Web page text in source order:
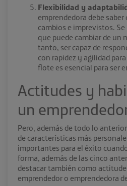
Flexibilidad y
emprendedora debe
cambios e imprevistos.
que puede cambiar de un
tanto, ser capaz de
con rapidez y agilidad
flote es esencial para ser
Actitudes y
un
Pero, además de todo lo
de características más
importantes para el éxito
forma, además de las cinco
destacar también como
emprendedor o emprendedora